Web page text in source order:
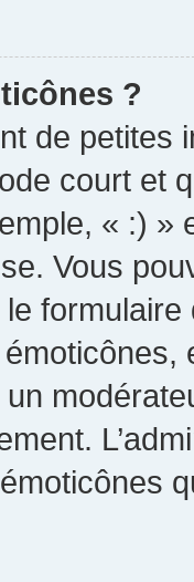
?
de petites
court et
« :) »
Vous